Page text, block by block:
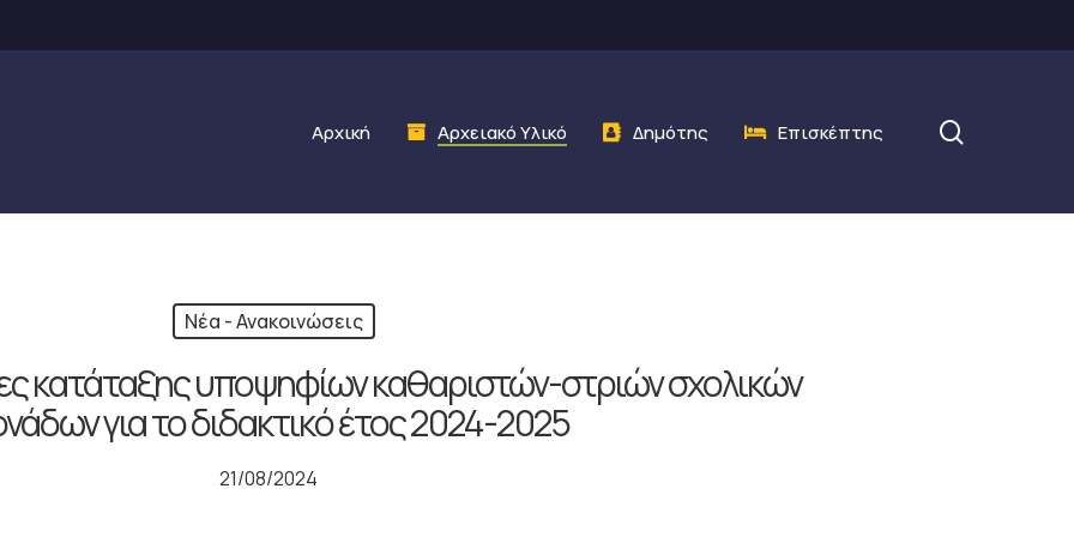
Αρχική Αρχειακό Υλικό Δημότης Επισκέπτης
Νέα - Ανακοινώσεις
κατάταξης υποψηφίων καθαριστών-στριών σχολικών
για το διδακτικό έτος 2024-2025
21/08/2024